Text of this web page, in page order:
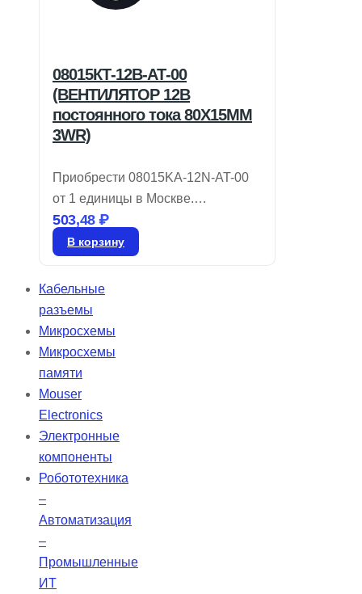
08015КТ-12В-АТ-00
(ВЕНТИЛЯТОР 12В
постоянного тока 80X15MM
3WR)
Приобрести 08015KA-12N-AT-00
от 1 единицы в Москве.
Производитель NMB
TECHNOLOGIES CORP. В
503,48₽
В корзину
Кабельные
разъемы
Микросхемы
Микросхемы
памяти
Mouser
Electronics
Электронные
компоненты
Робототехника
–
Автоматизация
–
Промышленные
ИТ